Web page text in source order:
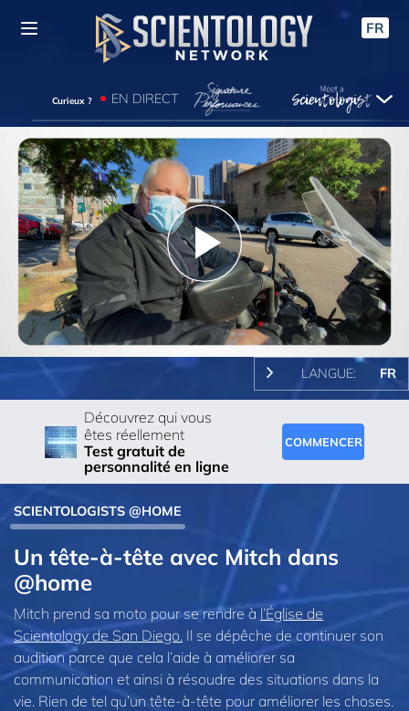
FR
Curieux ? EN DIRECT
Play
Video
LANGUE: FR
Découvrez qui vous
êtes réellement
Test gratuit de
personnalité en ligne
COMMENCER
SCIENTOLOGISTS @HOME
Un tête-à-tête avec Mitch dans
@home
Mitch prend sa moto pour se rendre à l’Église de
Scientology de San Diego. Il se dépêche de continuer son
audition parce que cela l’aide à améliorer sa
communication et ainsi à résoudre des situations dans la
vie. Rien de tel qu’un tête-à-tête pour améliorer les choses.